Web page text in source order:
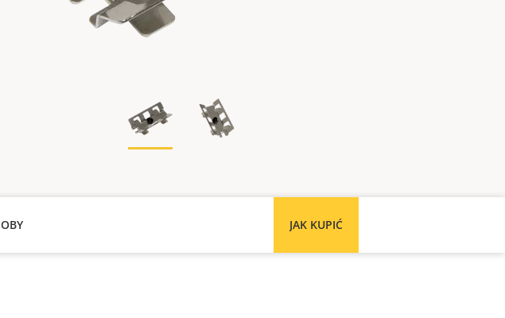
JAK KUPIĆ